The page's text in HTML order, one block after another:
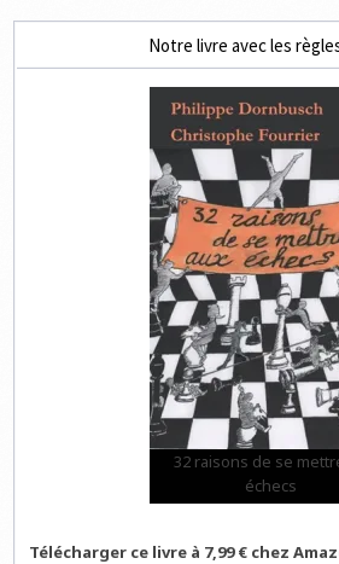
Notre livre avec les
32 raisons de se
échecs
Télécharger ce livre à 7,99 € chez